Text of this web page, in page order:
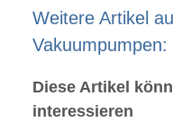
Weitere Artikel
Vakuumpumpen:
Diese Artikel
interessieren